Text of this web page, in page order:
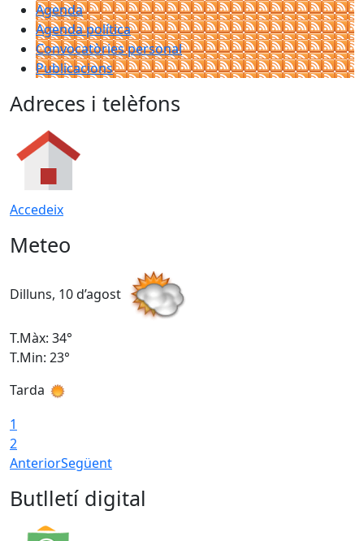
Agenda
Agenda política
Convocatòries personal
Publicacions
Adreces i telèfons
Accedeix
Meteo
Dilluns, 10 d’agost
T.Màx: 34°
T.Min: 23°
Tarda
1
2
AnteriorSegüent
Butlletí digital